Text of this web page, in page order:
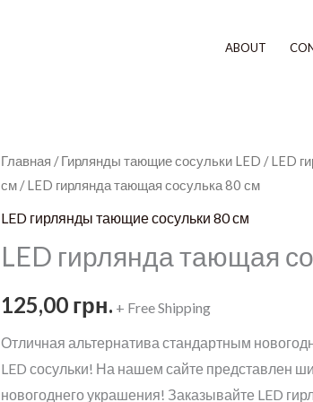
ABOUT
Главная /Гирлянды тающие сосульки LED /LED
см / LED гирлянда тающая сосулька 80 см
LED гирлянды тающие сосульки 80 см
LED гирлянда тающая
125,00 грн. + Free Shipping
Отличная альтернатива стандартным
LED сосульки! На нашем сайте представлен
новогоднего украшения! Заказывайте LED